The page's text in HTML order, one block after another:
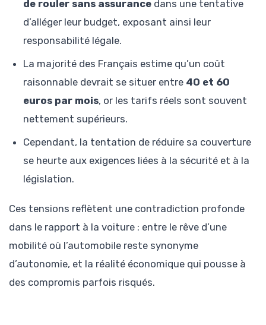
de rouler sans assurance dans une tentative
d’alléger leur budget, exposant ainsi leur
responsabilité légale.
La majorité des Français estime qu’un coût
raisonnable devrait se situer entre 40 et 60
euros par mois, or les tarifs réels sont souvent
nettement supérieurs.
Cependant, la tentation de réduire sa couverture
se heurte aux exigences liées à la sécurité et à la
législation.
Ces tensions reflètent une contradiction profonde
dans le rapport à la voiture : entre le rêve d’une
mobilité où l’automobile reste synonyme
d’autonomie, et la réalité économique qui pousse à
des compromis parfois risqués.